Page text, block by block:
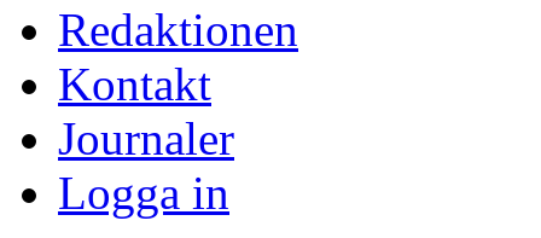
Redaktionen
Kontakt
Journaler
Logga in